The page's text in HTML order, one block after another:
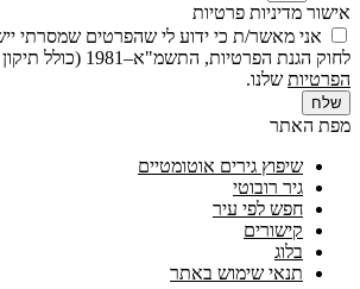
אישור מדיניות פרטיות
אני מאשר/ת כי ידוע לי שהפרטים שמסרתי
לחוק הגנת הפרטיות, התשמ"א–1981 (כולל תיקון 13), ובהתאם ל
הפרטיות שלנו.
שלח
מפת האתר
שיפוץ גירים אוטומטיים
גיר רובוטי
חפש לפי עיר
קישורים
בלוג
תנאי שימוש באתר